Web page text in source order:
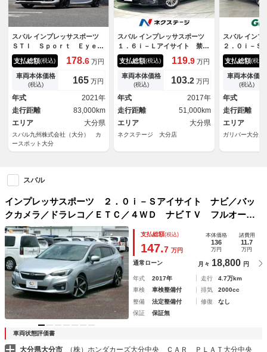
スバル インプレッサスポーツ
ＳＴＩ Ｓｐｏｒｔ ＥｙｅＳ
ｉｇｈｔ搭載車 ＳＴＩスポー
ツ・純正ナビ・ドラレコ・ＥＴ
Ｃ
支払総額(税込) 178.6 万円
車両本体価格
(税込) 165 万円
年式
2021年
走行距離
83,000km
エリア
大分県
スバル九州株式会社（大分） カ
ースポット大分
スバル インプレッサスポーツ
１．６ｉ－Ｌアイサイト 禁煙
車 バックカメラ メモリーナ
ビ 衝突軽減装置 レーダーク
ルーズ ドラレコ ＥＴＣ コ
ーナーセンサー フォグラン
プ オートエアコン リモコン
キー ＵＳＢ電源 電動パーキ
ングブレーキ オートライト
支払総額(税込) 119.9 万円
車両本体価格
(税込) 103.2 万円
年式
2017年
走行距離
51,000km
エリア
大分県
ネクステージ 大分店
スバル インプ
２．０ｉ－
８インチＳＤ
Ｍ／フルセグ
Ｄ／ＳＤ／ｉ
ｔｏｏｔｈ）
ー バックカ
席パワーシ
能付クルーズ
支払総額(税込)
車両本体価格
(税込)
年式
走行距離
エリア
ガリバー大分店
スバル
インプレッサスポーツ ２．０ｉ－Ｓアイサイト ナビ／バッ
クカメラ／ドラレコ／ＥＴＣ／４ＷＤ ナビＴＶ フルオート
エアコン ブルートゥースオーディオ 地デジフルセグ ＬＫ
Ａ アクティブクルーズコントロール 記録簿 サイドエアバ
ック パワーウィンドウ
支払総額(税込)
147.7 万円
本体価格
136
万円
諸費用
11.7
万円
通常ローン 月々 18,800 円
年式 2017年 走行
4.7万km
車検
車検整備付 排気
2000cc
整備
法定整備付 修復
なし
保証
保証無
車両状態評価書
大分県大分市 （株）ホンダカーズ大分中央 ＣＡＲ ＰＬＡＴ大分中央